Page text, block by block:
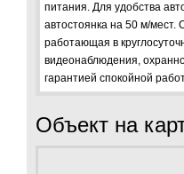
питания. Для удобства
автостоянка на 50 м/
работающая в
видеонаблюдения,
гарантией спокойной
Объект на